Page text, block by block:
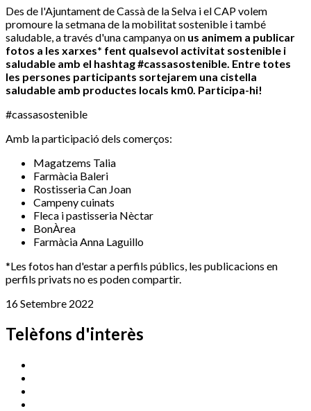
Des de l'Ajuntament de Cassà de la Selva i el CAP volem
promoure la setmana de la mobilitat sostenible i també
saludable, a través d'una campanya on us animem a publicar
fotos a les xarxes* fent qualsevol activitat sostenible i
saludable amb el hashtag #cassasostenible. Entre totes
les persones participants sortejarem una cistella
saludable amb productes locals km0. Participa-hi!
#cassasostenible
Amb la participació dels comerços:
Magatzems Talia
Farmàcia Baleri
Rostisseria Can Joan
Campeny cuinats
Fleca i pastisseria Nèctar
BonÀrea
Farmàcia Anna Laguillo
*Les fotos han d'estar a perfils públics, les publicacions en
perfils privats no es poden compartir.
16 Setembre 2022
Telèfons d'interès